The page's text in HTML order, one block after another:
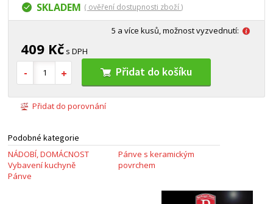
SKLADEM ( ověření dostupnosti zboží )
5 a více kusů, možnost vyzvednutí:
409 Kč s DPH
Přidat do košíku
Přidat do porovnání
Podobné kategorie
NÁDOBÍ, DOMÁCNOST
Vybavení kuchyně
Pánve
Pánve s keramickým
povrchem